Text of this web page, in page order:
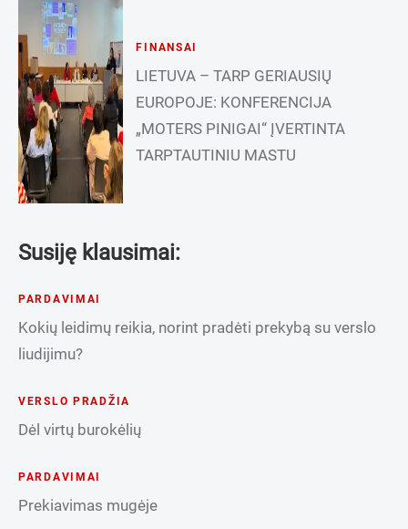
FINANSAI
LIETUVA – TARP GERIAUSIŲ
EUROPOJE: KONFERENCIJA
„MOTERS PINIGAI“ ĮVERTINTA
TARPTAUTINIU MASTU
Susiję klausimai:
PARDAVIMAI
Kokių leidimų reikia, norint pradėti prekybą su verslo
liudijimu?
VERSLO PRADŽIA
Dėl virtų burokėlių
PARDAVIMAI
Prekiavimas mugėje